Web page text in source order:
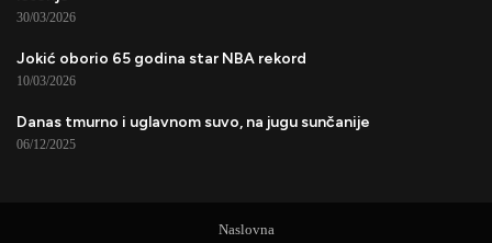
30/03/2026
Jokić oborio 65 godina star NBA rekord
10/03/2026
Danas tmurno i uglavnom suvo, na jugu sunčanije
06/12/2025
Naslovna